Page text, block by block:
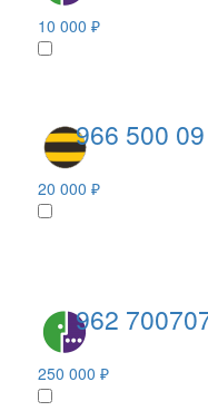
10 000 ₽
966 500
20 000 ₽
962
250 000 ₽